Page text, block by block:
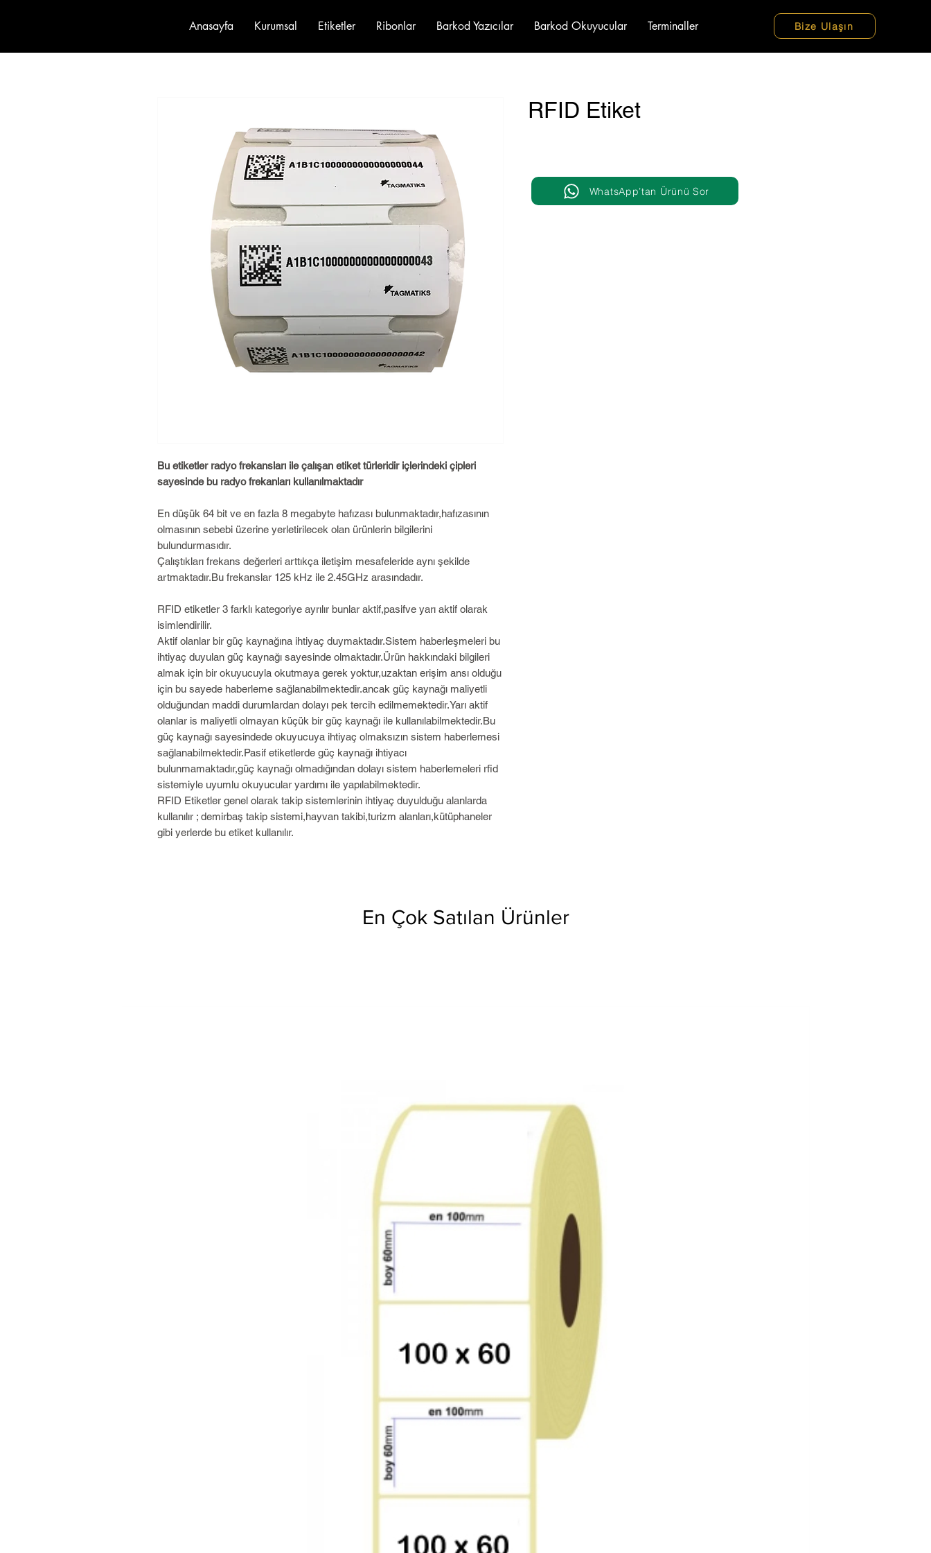
Anasayfa Kurumsal Etiketler Ribonlar Barkod Yazıcılar Barkod Okuyucular Terminaller Bize Ulaşın
Bu etiketler radyo frekansları ile çalışan etiket türleridir içlerindeki çipleri
sayesinde bu radyo frekanları kullanılmaktadır
En düşük 64 bit ve en fazla 8 megabyte hafızası bulunmaktadır,hafızasının
olmasının sebebi üzerine yerletirilecek olan ürünlerin bilgilerini
bulundurmasıdır.
Çalıştıkları frekans değerleri arttıkça iletişim mesafeleride aynı şekilde
artmaktadır.Bu frekanslar 125 kHz ile 2.45GHz arasındadır.
RFID etiketler 3 farklı kategoriye ayrılır bunlar aktif,pasifve yarı aktif olarak
isimlendirilir.
Aktif olanlar bir güç kaynağına ihtiyaç duymaktadır.Sistem haberleşmeleri bu
ihtiyaç duyulan güç kaynağı sayesinde olmaktadır.Ürün hakkındaki bilgileri
almak için bir okuyucuyla okutmaya gerek yoktur,uzaktan erişim ansı olduğu
için bu sayede haberleme sağlanabilmektedir.ancak güç kaynağı maliyetli
olduğundan maddi durumlardan dolayı pek tercih edilmemektedir.Yarı aktif
olanlar is maliyetli olmayan küçük bir güç kaynağı ile kullanılabilmektedir.Bu
güç kaynağı sayesindede okuyucuya ihtiyaç olmaksızın sistem haberlemesi
sağlanabilmektedir.Pasif etiketlerde güç kaynağı ihtiyacı
bulunmamaktadır,güç kaynağı olmadığından dolayı sistem haberlemeleri rfid
sistemiyle uyumlu okuyucular yardımı ile yapılabilmektedir.
RFID Etiketler genel olarak takip sistemlerinin ihtiyaç duyulduğu alanlarda
kullanılır ; demirbaş takip sistemi,hayvan takibi,turizm alanları,kütüphaneler
gibi yerlerde bu etiket kullanılır.
RFID Etiket
WhatsApp’tan Ürünü Sor
En Çok Satılan Ürünler